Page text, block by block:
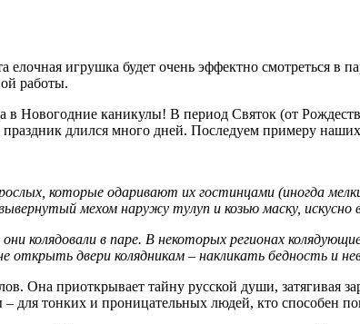
игрушка будет очень эффектно смотреться в
работы.
в Новогодние каникулы! В период Святок (от
длился много дней. Последуем примеру
которые одаривают их гостинцами (иногда
мехом наружу тулуп и козью маску,
колядовали в паре. В некоторых регионах
двери колядникам – накликать бедность и
Она приоткрывает тайну русской души, затягивая
для тонких и проницательных людей, кто способен